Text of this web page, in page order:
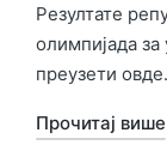
Резултате
олимпијада
преузети овде.
Прочитај више